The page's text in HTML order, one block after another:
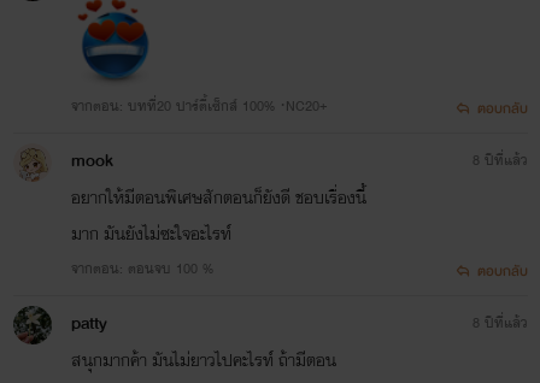
จากตอน: บทที่20 ปาร์ตี้เซ็กส์ 100% ·NC20+ ตอบกลับ
mook
อยากให้มีตอนพิเศษสักตอนก็ยังดี ชอบเรื่องนี้
มาก มันยังไม่ซะใจอะไรท์
จากตอน: ​ตอนจบ 100 %
8 ปีที่แล้ว
ตอบกลับ
patty
สนุกมากค้า มันไม่ยาวไปคะไรท์ ถ้ามีตอน
8 ปีที่แล้ว